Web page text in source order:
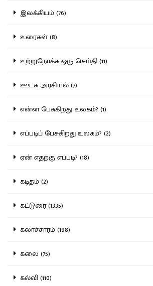
இலக்கியம் (76)
உரைகள் (8)
உற்றுநோக்க ஒரு செய்தி (11)
ஊடக அரசியல் (7)
என்ன பேசுகிறது உலகம்? (1)
எப்படிப் பேசுகிறது உலகம்? (2)
ஏன் எதற்கு எப்படி? (18)
கடிதம் (2)
கட்டுரை (1335)
கலாச்சாரம் (198)
கலை (75)
கல்வி (110)